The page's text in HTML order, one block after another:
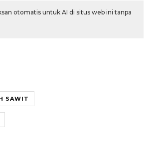
otomatis untuk AI di situs web ini tanpa
SAWIT
gas 2026